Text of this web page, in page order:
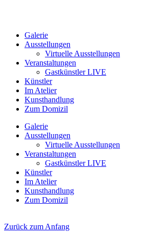
Galerie
Ausstellungen
Virtuelle Ausstellungen
Veranstaltungen
Gastkünstler LIVE
Künstler
Im Atelier
Kunsthandlung
Zum Domizil
Galerie
Ausstellungen
Virtuelle Ausstellungen
Veranstaltungen
Gastkünstler LIVE
Künstler
Im Atelier
Kunsthandlung
Zum Domizil
Zurück zum Anfang